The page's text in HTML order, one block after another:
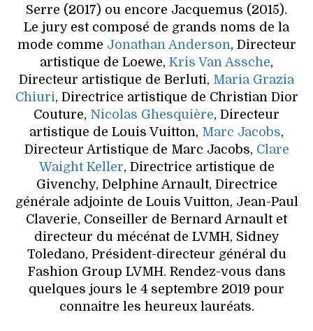
Serre (2017) ou encore Jacquemus (2015).
Le jury est composé de grands noms de la
mode comme Jonathan Anderson, Directeur
artistique de Loewe, Kris Van Assche,
Directeur artistique de Berluti, Maria Grazia
Chiuri, Directrice artistique de Christian Dior
Couture, Nicolas Ghesquière, Directeur
artistique de Louis Vuitton, Marc Jacobs,
Directeur Artistique de Marc Jacobs, Clare
Waight Keller, Directrice artistique de
Givenchy, Delphine Arnault, Directrice
générale adjointe de Louis Vuitton, Jean-Paul
Claverie, Conseiller de Bernard Arnault et
directeur du mécénat de LVMH, Sidney
Toledano, Président-directeur général du
Fashion Group LVMH. Rendez-vous dans
quelques jours le 4 septembre 2019 pour
connaitre les heureux lauréats.